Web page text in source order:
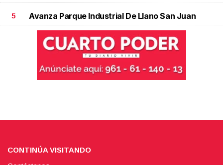
5 Avanza Parque Industrial De Llano San Juan
CONTINÚA VISITANDO